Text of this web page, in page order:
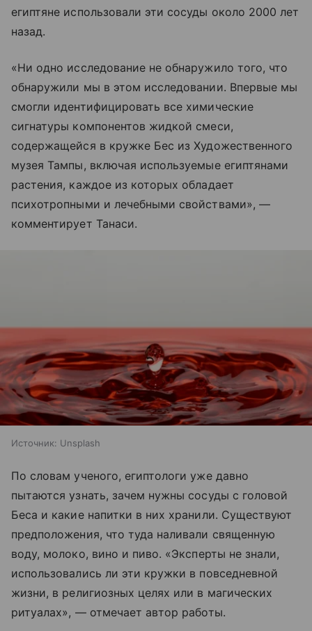
египтяне использовали эти сосуды около 2000 лет
назад.
«Ни одно исследование не обнаружило того, что
обнаружили мы в этом исследовании. Впервые мы
смогли идентифицировать все химические
сигнатуры компонентов жидкой смеси,
содержащейся в кружке Бес из Художественного
музея Тампы, включая используемые египтянами
растения, каждое из которых обладает
психотропными и лечебными свойствами», —
комментирует Танаси.
Источник: Unsplash
По словам ученого, египтологи уже давно
пытаются узнать, зачем нужны сосуды с головой
Беса и какие напитки в них хранили. Существуют
предположения, что туда наливали священную
воду, молоко, вино и пиво. «Эксперты не знали,
использовались ли эти кружки в повседневной
жизни, в религиозных целях или в магических
ритуалах», — отмечает автор работы.